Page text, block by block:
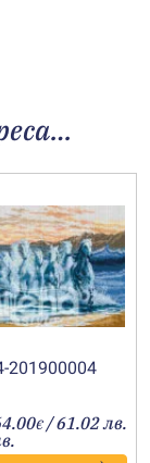
201900004
€Price
range:
31.20€
/ 61.02 лв.